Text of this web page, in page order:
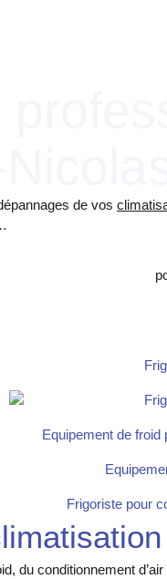
de vos
du conditionnement